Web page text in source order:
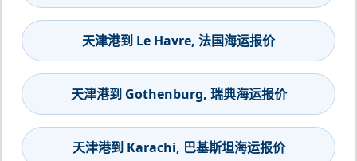
天津港到 Le Havre, 法国海运报价
天津港到 Gothenburg, 瑞典海运报价
天津港到 Karachi, 巴基斯坦海运报价